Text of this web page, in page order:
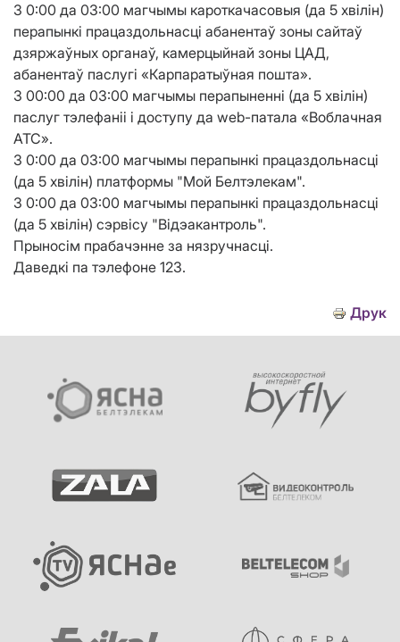
З 0:00 да 03:00 магчымы кароткачасовыя (да 5 хвілін)
перапынкі працаздольнасці абанентаў зоны сайтаў
дзяржаўных органаў, камерцыйнай зоны ЦАД,
абанентаў паслугі «Карпаратыўная пошта».
З 00:00 да 03:00 магчымы перапыненні (да 5 хвілін)
паслуг тэлефаніі і доступу да web-патала «Воблачная
АТС».
З 0:00 да 03:00 магчымы перапынкі працаздольнасці
(да 5 хвілін) платформы "Мой Белтэлекам".
З 0:00 да 03:00 магчымы перапынкі працаздольнасці
(да 5 хвілін) сэрвісу "Відэакантроль".
Прыносім прабачэнне за нязручнасці.
Даведкі па тэлефоне 123.
Друк